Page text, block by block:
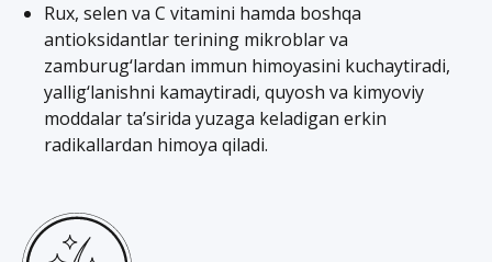
Rux, selen va C vitamini hamda boshqa
antioksidantlar terining mikroblar va
zamburug‘lardan immun himoyasini kuchaytiradi,
yallig‘lanishni kamaytiradi, quyosh va kimyoviy
moddalar ta’sirida yuzaga keladigan erkin
radikallardan himoya qiladi.